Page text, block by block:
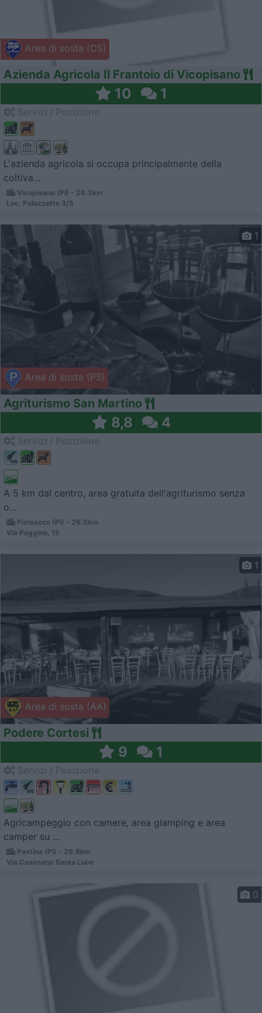
Area di sosta (CS)
Azienda Agricola Il Frantoio di Vicopisano
10 1
L'azienda agricola si occupa principalmente della
coltiva...
Vicopisano (PI) - 26.3km
Loc. Palazzetto 3/5
Area di sosta (PS)
1
Agriturismo San Martino
8,8 4
A 5 km dal centro, area gratuita dell'agriturismo senza
o...
Ponsacco (PI) - 26.5km
Via Poggino, 15
Area di sosta (AA)
1
Podere Cortesi
9 1
Agricampeggio con camere, area glamping e area
camper su ...
Pastina (PI) - 26.6km
Via Casimarsi Santa Luce
0